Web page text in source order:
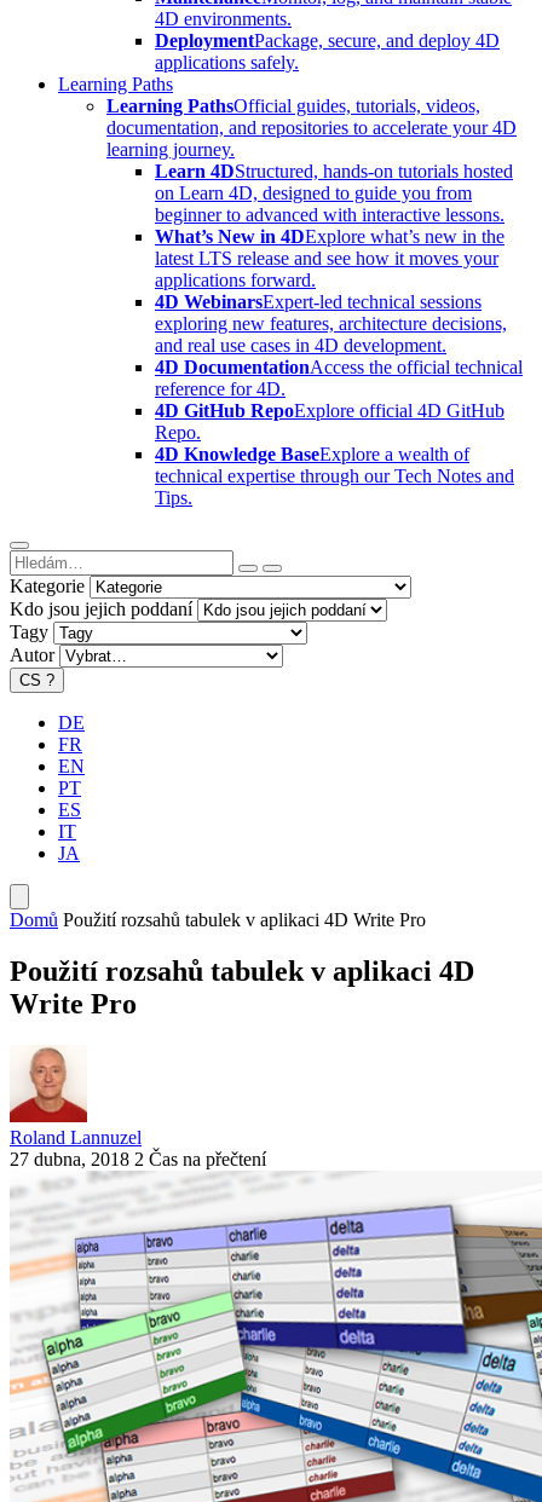
4D environments.
DeploymentPackage, secure, and deploy 4D
applications safely.
Learning Paths
Learning PathsOfficial guides, tutorials, videos,
documentation, and repositories to accelerate your 4D
learning journey.
Learn 4DStructured, hands-on tutorials hosted
on Learn 4D, designed to guide you from
beginner to advanced with interactive lessons.
What’s New in 4DExplore what’s new in the
latest LTS release and see how it moves your
applications forward.
4D WebinarsExpert-led technical sessions
exploring new features, architecture decisions,
and real use cases in 4D development.
4D DocumentationAccess the official technical
reference for 4D.
4D GitHub RepoExplore official 4D GitHub
Repo.
4D Knowledge BaseExplore a wealth of
technical expertise through our Tech Notes and
Tips.
Kategorie
Kdo jsou jejich poddaní
Tagy
Autor
CS ?
DE
FR
EN
PT
ES
IT
JA
Domů Použití rozsahů tabulek v aplikaci 4D Write Pro
Použití rozsahů tabulek v aplikaci 4D
Write Pro
Roland Lannuzel
27 dubna, 2018 2 Čas na přečtení